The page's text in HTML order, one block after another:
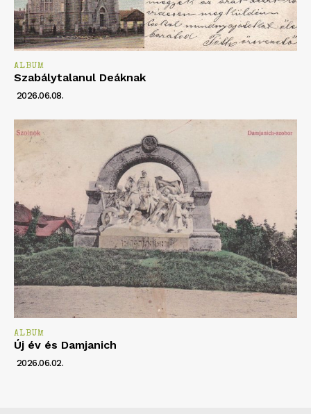
ALBUM
Szabálytalanul Deáknak
2026.06.08.
ALBUM
Új év és Damjanich
2026.06.02.